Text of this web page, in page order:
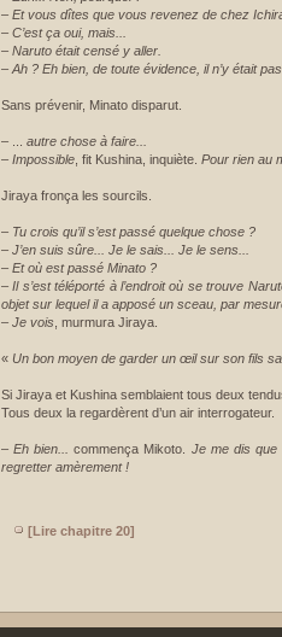
– Et vous dîtes que vous revenez de chez
– C’est ça oui, mais...
– Naruto était censé y aller.
– Ah ? Eh bien, de toute évidence, il n’y était
Sans prévenir, Minato disparut.
– ...
autre chose à faire...
– Impossible , fit Kushina, inquiète. Pour rien au
Jiraya fronça les sourcils.
– Tu crois qu’il s’est passé quelque chose ?
– J’en suis sûre... Je le sais... Je le sens...
– Et où est passé Minato ?
– Il s’est téléporté à l’endroit où se trouve
objet sur lequel il a apposé un sceau, par
– Je vois , murmura Jiraya.
« Un bon moyen de garder un œil sur son fils
Si Jiraya et Kushina semblaient tous deux
Tous deux la regardèrent d’un air interrogateur.
–Eh bien... commença Mikoto. Je me dis que
regretter amèrement !
[Lire chapitre 20]